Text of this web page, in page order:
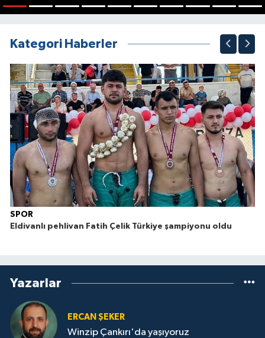
Kategori Haberler
SPOR
Eldivanlı pehlivan Fatih Çelik Türkiye şampiyonu oldu
Yazarlar
ERCAN ŞEKER
Winzip Çankırı'da yaşıyoruz